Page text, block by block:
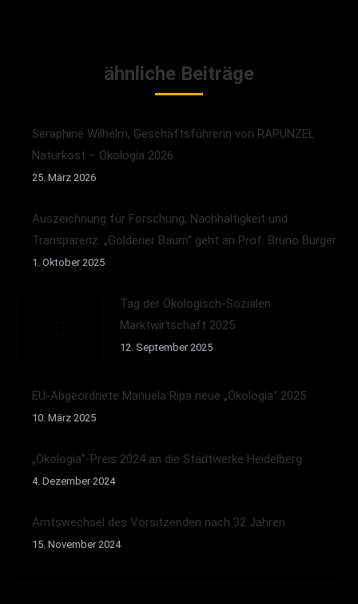
ähnliche Beiträge
Seraphine Wilhelm, Geschäftsführerin von RAPUNZEL
Naturkost – Ökologia 2026
25. März 2026
Auszeichnung für Forschung, Nachhaltigkeit und
Transparenz: „Goldener Baum“ geht an Prof. Bruno Burger
1. Oktober 2025
Tag der Ökologisch-Sozialen
Marktwirtschaft 2025
12. September 2025
EU-Abgeordnete Manuela Ripa neue „Ökologia“ 2025
10. März 2025
„Ökologia“-Preis 2024 an die Stadtwerke Heidelberg
4. Dezember 2024
Amtswechsel des Vorsitzenden nach 32 Jahren
15. November 2024